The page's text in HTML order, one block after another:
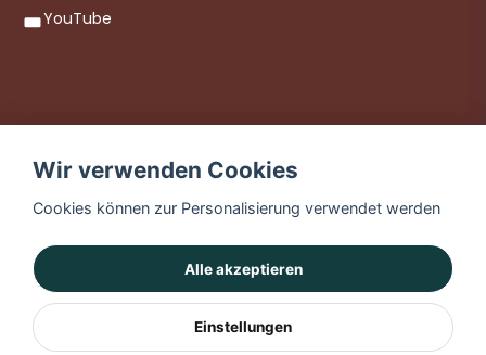
YouTube
Wir verwenden Cookies
Cookies können zur Personalisierung verwendet werden
Alle akzeptieren
Einstellungen